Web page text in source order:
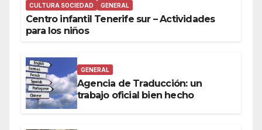
CULTURA SOCIEDAD GENERAL
Centro infantil Tenerife sur – Actividades
para los niños
GENERAL
Agencia de Traducción: un
trabajo oficial bien hecho